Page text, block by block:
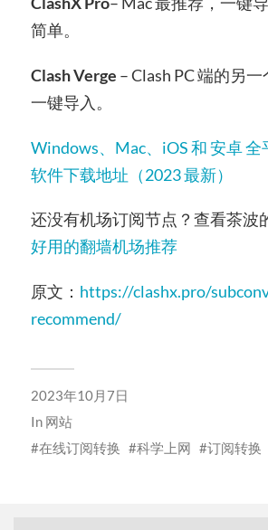
简单。
Clash Verge – Clash PC 端的另
一键导入。
Windows、Mac、iOS 和 安卓 全
软件下载地址（2023 最新）
还没有机场订阅节点？查看茶波
好用的翻墙机场推荐
原文： https://clashx.pro/
recommend/
2023年10月7日
In 网站
在线订阅转换
科学上网 订阅转换